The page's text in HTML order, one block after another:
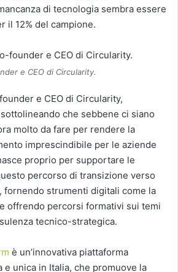
di tecnologia sembra essere
il 12% del campione.
e CEO di Circularity.
e CEO di Circularity,
che sebbene ci siano
molto da fare per rendere la
imprescindibile per le aziende
proprio per supportare le
percorso di transizione verso
fornendo strumenti digitali come la
offrendo percorsi formativi sui temi
tecnico-strategica.
è un’innovativa piattaforma
e unica in Italia, che promuove la